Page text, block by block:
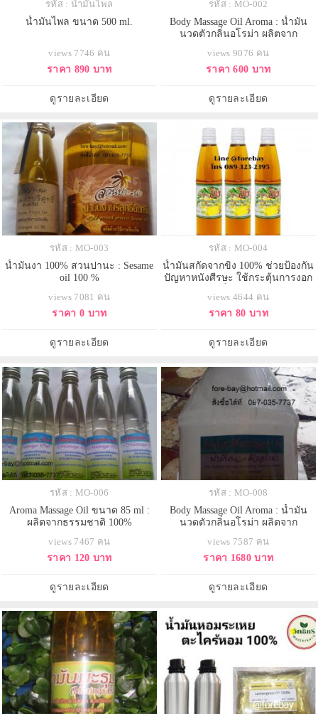
รหัส : น้ำมันไพล
น้ำมันไพล ขนาด 500 ml.
views 7746 คน
ราคา 890 บาท
ดูรายละเอียด
รหัส : MO-002
Body Massage Oil Aroma : น้ำมัน
นวดตัวกลิ่นอโรม่า ผลิตจาก
views 9076 คน
ราคา 600 บาท
ดูรายละเอียด
รหัส : MO-003
น้ำมันงา 100% สวนปานะ : Sesame
oil 100 %
views 7081 คน
ราคา 0 บาท
ดูรายละเอียด
รหัส : MO-004
น้ำมันสกัดจากขิง 100% ช่วยป้องกัน
ปัญหาหนังศีรษะ ใช้กระตุ้นการงอก
views 4644 คน
ราคา 80 บาท
ดูรายละเอียด
รหัส : MO-006
Aroma Massage Oil ขนาด 85 ml :
ผลิตจากธรรมชาติ 100%
views 7467 คน
ราคา 120 บาท
ดูรายละเอียด
รหัส : MO-008
Body Massage Oil Aroma : น้ำมัน
นวดตัวกลิ่นอโรม่า ผลิตจาก
views 7587 คน
ราคา 1680 บาท
ดูรายละเอียด